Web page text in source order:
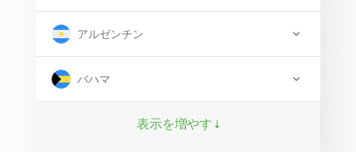
アルゼンチン
バハマ
表示を増やす ↓